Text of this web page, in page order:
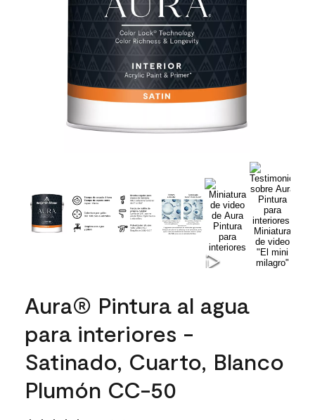
Aura® Pintura al agua
para interiores -
Satinado, Cuarto, Blanco
Plumón CC-50